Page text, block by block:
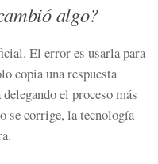
algo?
El error es usarla para
copia una respuesta
el proceso más
se corrige, la tecnología